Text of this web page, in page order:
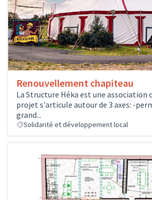
Renouvellement chapiteau
La Structure Héka est une association
projet s'articule autour de 3 axes: -
grand...
Solidarité et développement local